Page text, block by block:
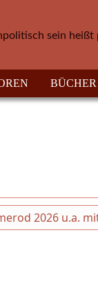
sein heißt
BÜCHER
2026 u.a.